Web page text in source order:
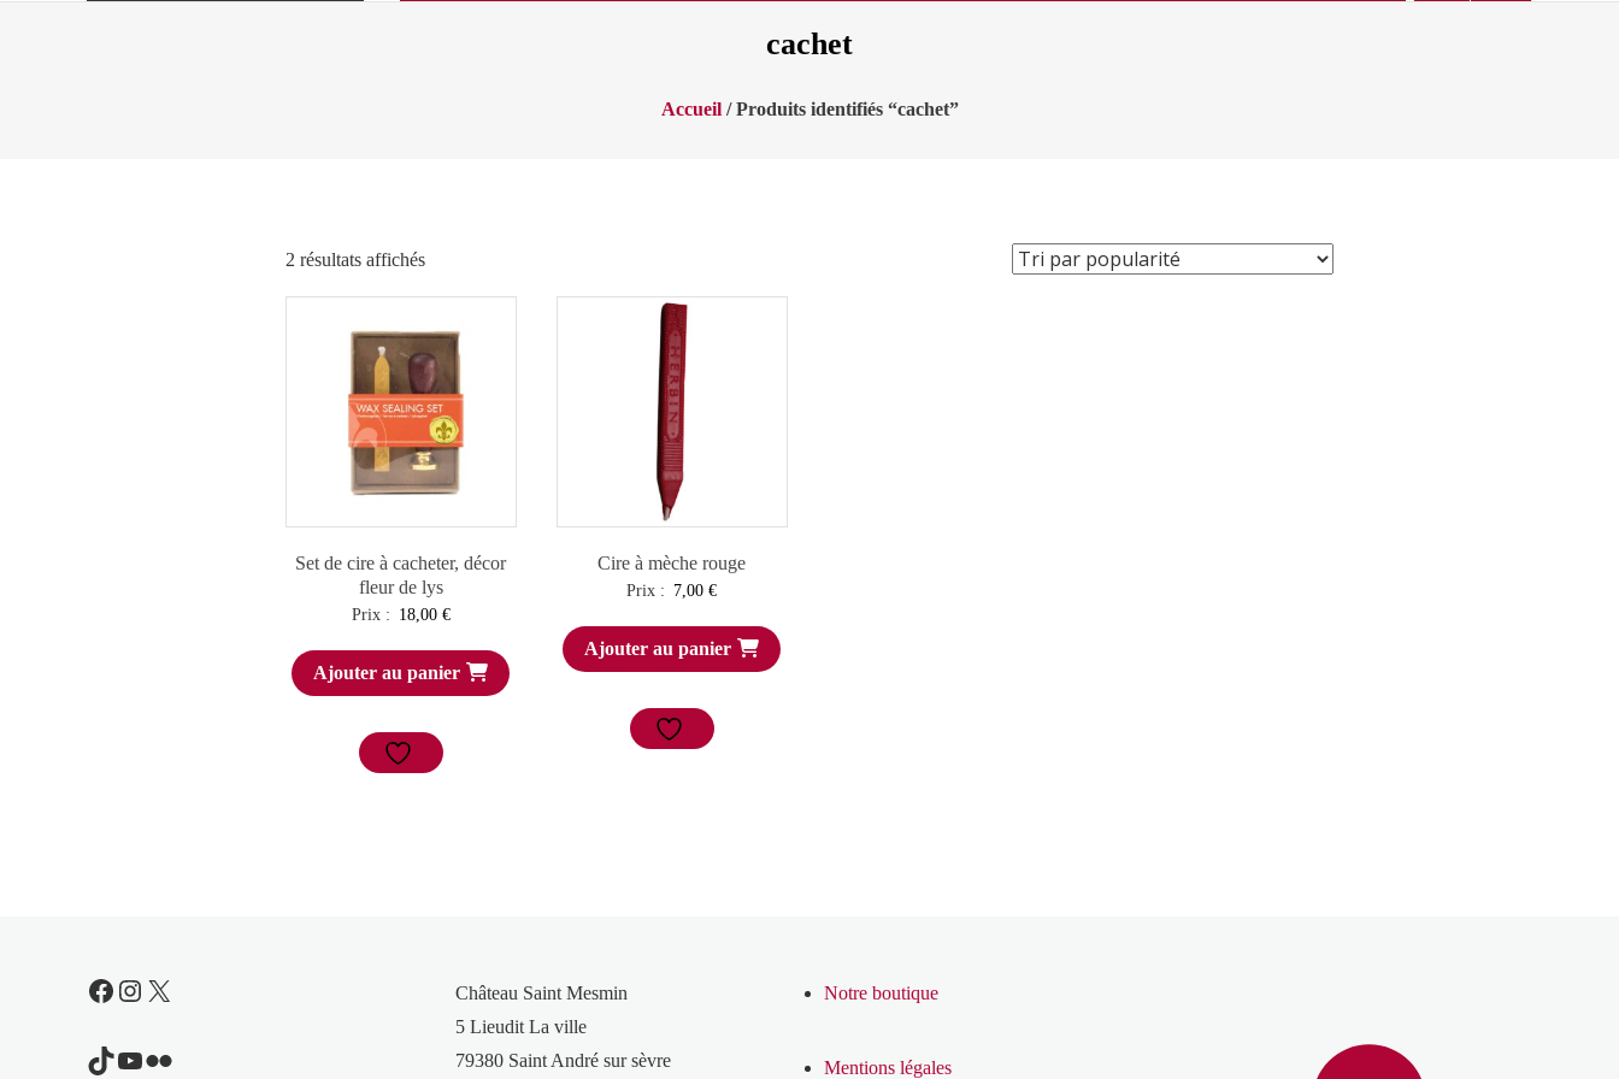
cachet
Accueil/ Produits identifiés “cachet”
2 résultats affichésTrié
par
Set de cire à cacheter, décor
fleur de lys
Prix : 18,00 €
Ajouter au panier
Cire à mèche rouge
Prix : 7,00€
Ajouter au panier
Facebook
Instagram
X
TikTok
YouTube
Flickr
Château Saint Mesmin
5 Lieudit La ville
79380 Saint André sur sèvre
Notre boutique
Mentions légales